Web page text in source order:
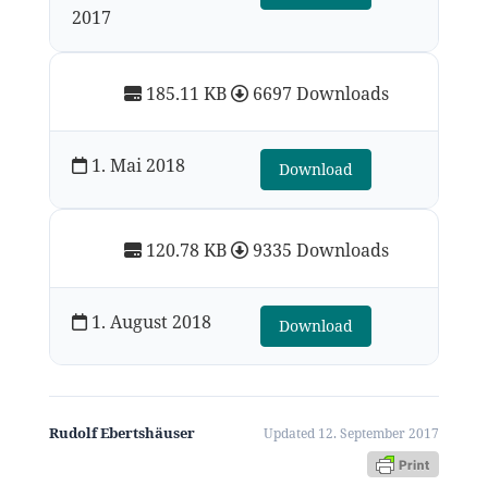
120.78 KB 9335 Downloads
1. August 2018 Download
185.11 KB 6697 Downloads
1. Mai 2018 Download
2017
Rudolf Ebertshäuser Updated 12. September 2017